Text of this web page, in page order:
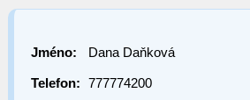
Jméno: Dana Daňková
Telefon: 777774200